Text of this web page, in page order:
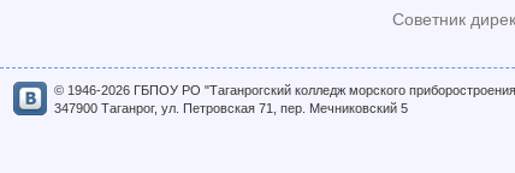
Советник
© 1946-2026 ГБПОУ РО "Таганрогский колледж морского
347900 Таганрог, ул. Петровская 71, пер. Мечниковский 5